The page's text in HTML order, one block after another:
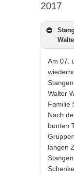
2017
Am 07.
Walter
Familie
Nach
bunten
langen